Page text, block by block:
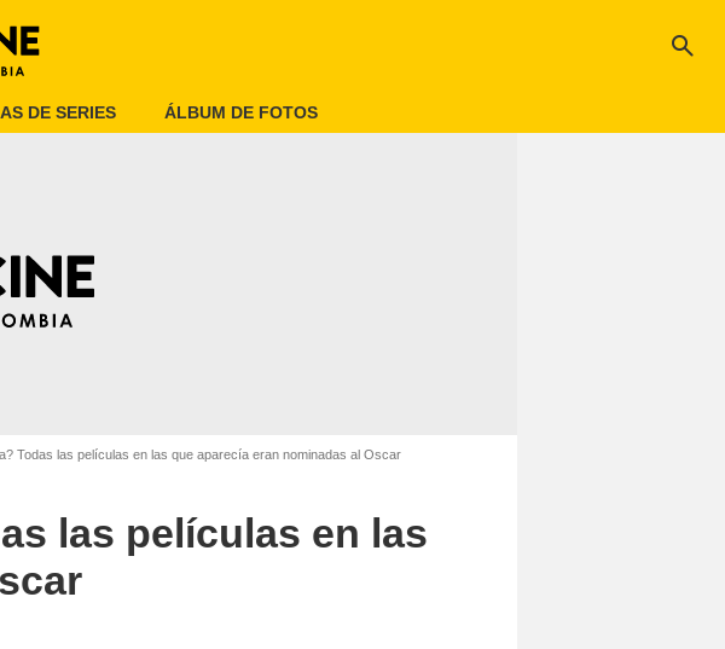
search
DE SERIES ÁLBUM DE FOTOS
Todas las películas en las que aparecía eran nominadas al Oscar
las películas en las